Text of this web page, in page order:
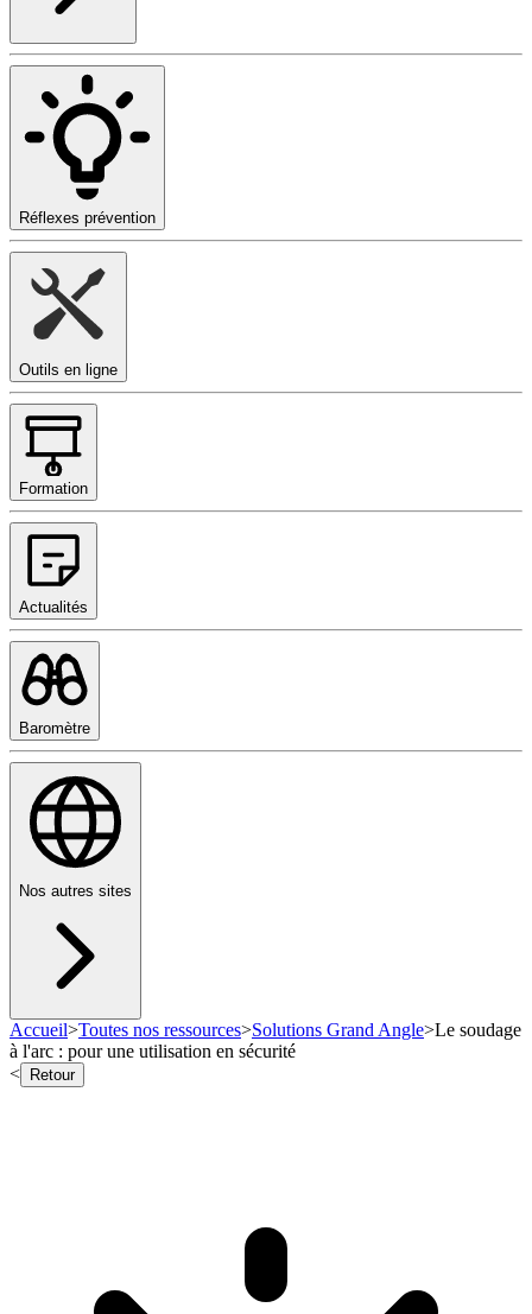
Réflexes prévention
Outils en ligne
Formation
Actualités
Baromètre
Nos autres sites
Accueil>Toutes nos ressources>Solutions Grand Angle>Le soudage
à l'arc : pour une utilisation en sécurité
<
Retour